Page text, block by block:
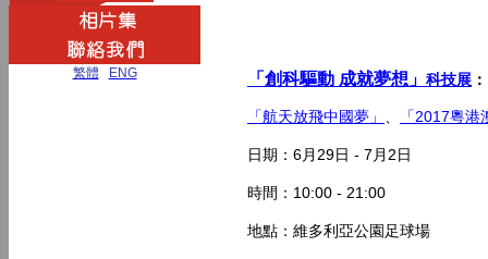
繁體 ENG 「創科驅動 成就夢想」 科技展 ：
「航天放飛中國夢」 「2017粵
日期：6月29日 - 7月2日
時間：10:00 - 21:00
地點：維多利亞公園足球場